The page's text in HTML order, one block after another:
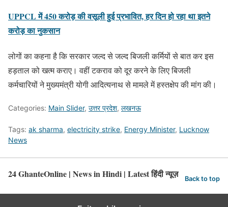
UPPCL में 450 करोड़ की वसूली हुई प्रभावित, हर दिन हो रहा था इतने
करोड़ का नुकसान
लोगों का कहना है कि सरकार जल्द से जल्द बिजली कर्मियों से बात कर इस
हड़ताल को खत्म कराए। वहीं टकराव को दूर करने के लिए बिजली
कर्मचारियों ने मुख्यमंत्री योगी आदित्यनाथ से मामले में हस्तक्षेप की मांग की।
Categories: Main Slider, उत्तर प्रदेश, लखनऊ
Tags: ak sharma, electricity strike, Energy Minister, Lucknow
News
24 GhanteOnline | News in Hindi | Latest हिंदी न्यूज़ Back to top